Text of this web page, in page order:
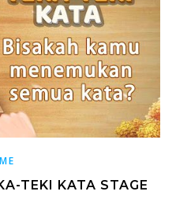
TEKI KATA STAGE